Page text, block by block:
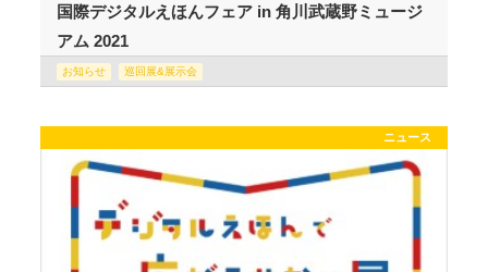
国際デジタルえほんフェア in 角川武蔵野ミュージ
アム 2021
お知らせ 巡回展&展示会
ニュース